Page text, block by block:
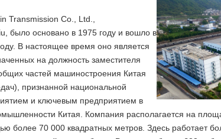
Transmission Co., Ltd.,
было основано в 1975 году и вошло в
В настоящее время оно является
на должность заместителя
частей машиностроения Китая
признанной национальной
и ключевым предприятием в
Китая. Компания располагается на
более 70 000 квадратных метров. Здесь работает